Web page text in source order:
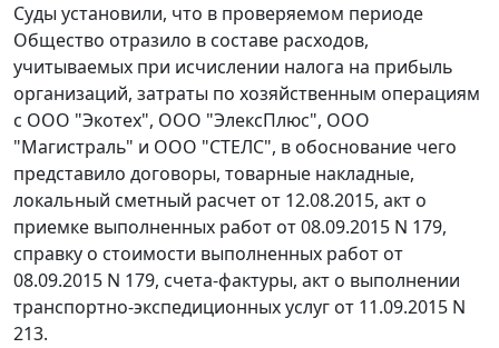
Суды установили, что в проверяемом периоде
Общество отразило в составе расходов,
учитываемых при исчислении налога на прибыль
организаций, затраты по хозяйственным операциям
с ООО "Экотех", ООО "ЭлексПлюс", ООО
"Магистраль" и ООО "СТЕЛС", в обоснование чего
представило договоры, товарные накладные,
локальный сметный расчет от 12.08.2015, акт о
приемке выполненных работ от 08.09.2015 N 179,
справку о стоимости выполненных работ от
08.09.2015 N 179, счета-фактуры, акт о выполнении
транспортно-экспедиционных услуг от 11.09.2015 N
213.